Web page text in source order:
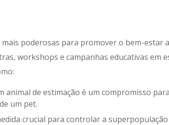
poderosas para promover o bem-estar
workshops e campanhas educativas em
animal de estimação é um compromisso
um pet.
crucial para controlar a